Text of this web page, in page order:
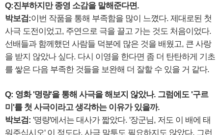
Q:진부하지만 종영 소감을 말해준다면.
박보검:이번 작품을 통해 부족함을 많이 느꼈다. 제대로된 첫
사극 도전이었고, 주연으로 극을 끌고 가는 것도 처음이었다.
선배들과 함께했던 사람들 덕분에 많은 것을 배웠고, 큰 사랑
을 받지 않았나 싶다. 다시 이영을 한다면 좀 더 탄탄하게 기초
를 쌓은 다음 부족한 것들을 보완해 더 잘할 수 있을 거 같다.
Q: 영화 '명량'을 통해 사극을 해보지 않았나. 그럼에도 '구르
미'를 첫 사극이라고 생각하는 이유가 있을까.
박보검: '명량'에서는 대사가 짧았다. '장군님, 저도 이 배에 태
워주십시오' 이 정도다. 사극 말투도 필요하지도 않았다. 그런